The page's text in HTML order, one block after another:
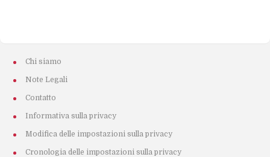
Chi siamo
Note Legali
Contatto
Informativa sulla privacy
Modifica delle impostazioni sulla privacy
Cronologia delle impostazioni sulla privacy